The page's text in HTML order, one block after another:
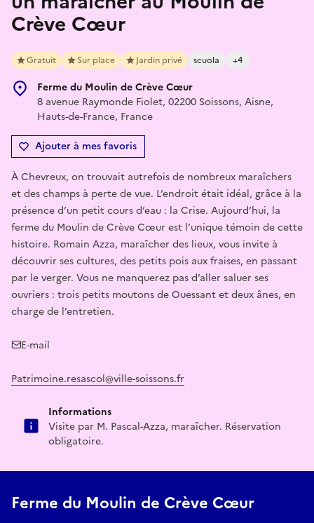
Crève Cœur
Gratuit Sur place Jardin privé scuola +4
Ferme du Moulin de Crève Cœur
8 avenue Raymonde Fiolet, 02200 Soissons, Aisne,
Hauts-de-France, France
Ajouter à mes favoris
À Chevreux, on trouvait autrefois de nombreux maraîchers
et des champs à perte de vue. L’endroit était idéal, grâce à la
présence d’un petit cours d’eau : la Crise. Aujourd’hui, la
ferme du Moulin de Crève Cœur est l’unique témoin de cette
histoire. Romain Azza, maraîcher des lieux, vous invite à
découvrir ses cultures, des petits pois aux fraises, en passant
par le verger. Vous ne manquerez pas d’aller saluer ses
ouvriers : trois petits moutons de Ouessant et deux ânes, en
charge de l’entretien.
E-mail
Patrimoine.resascol@ville-soissons.fr
Informations
Visite par M. Pascal-Azza, maraîcher. Réservation
obligatoire.
Ferme du Moulin de Crève Cœur